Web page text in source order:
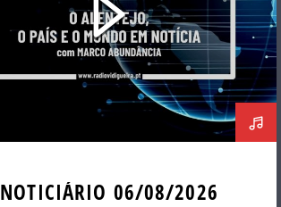
NOTICIÁRIO 06/08/2026